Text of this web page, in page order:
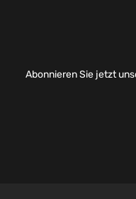
Abonnieren Sie jetzt